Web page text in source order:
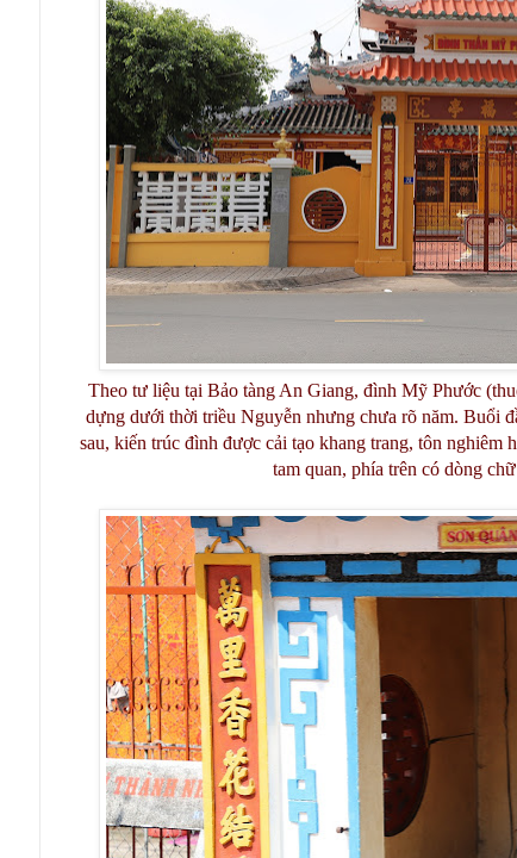
Theo tư liệu tại Bảo tàng An Giang, đình Mỹ Phước
dựng dưới thời triều Nguyễn nhưng chưa rõ năm. Buổi
sau, kiến trúc đình được cải tạo khang trang, tôn
tam quan, phía trên có dòng